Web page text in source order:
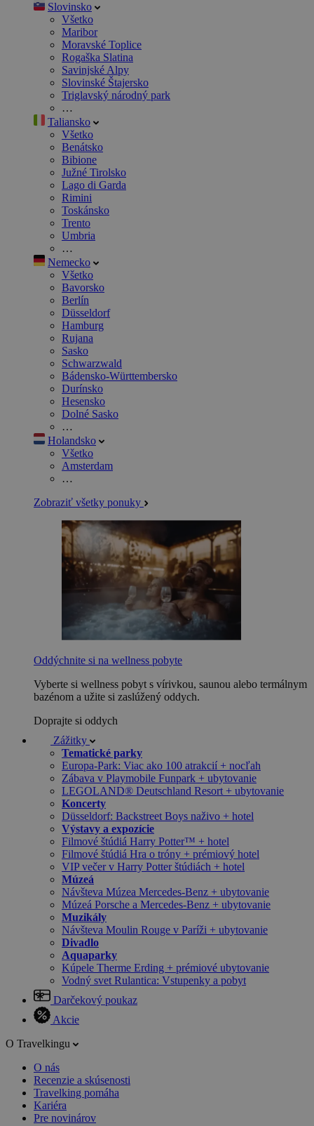
Slovinsko
Všetko
Maribor
Moravské Toplice
Rogaška Slatina
Savinjské Alpy
Slovinské Štajersko
Triglavský národný park
…
Taliansko
Všetko
Benátsko
Bibione
Južné Tirolsko
Lago di Garda
Rimini
Toskánsko
Trento
Umbria
…
Nemecko
Všetko
Bavorsko
Berlín
Düsseldorf
Hamburg
Rujana
Sasko
Schwarzwald
Bádensko-Württembersko
Durínsko
Hesensko
Dolné Sasko
…
Holandsko
Všetko
Amsterdam
…
Zobraziť všetky ponuky
Oddýchnite si na wellness pobyte
Vyberte si wellness pobyt s vírivkou, saunou alebo termálnym
bazénom a užite si zaslúžený oddych.
Doprajte si oddych
Zážitky
Tematické parky
Europa-Park: Viac ako 100 atrakcií + nocľah
Zábava v Playmobile Funpark + ubytovanie
LEGOLAND® Deutschland Resort + ubytovanie
Koncerty
Düsseldorf: Backstreet Boys naživo + hotel
Výstavy a expozície
Filmové štúdiá Harry Potter™ + hotel
Filmové štúdiá Hra o tróny + prémiový hotel
VIP večer v Harry Potter štúdiách + hotel
Múzeá
Návšteva Múzea Mercedes-Benz + ubytovanie
Múzeá Porsche a Mercedes-Benz + ubytovanie
Muzikály
Návšteva Moulin Rouge v Paríži + ubytovanie
Divadlo
Aquaparky
Kúpele Therme Erding + prémiové ubytovanie
Vodný svet Rulantica: Vstupenky a pobyt
Darčekový poukaz
Akcie
O Travelkingu
O nás
Recenzie a skúsenosti
Travelking pomáha
Kariéra
Pre novinárov